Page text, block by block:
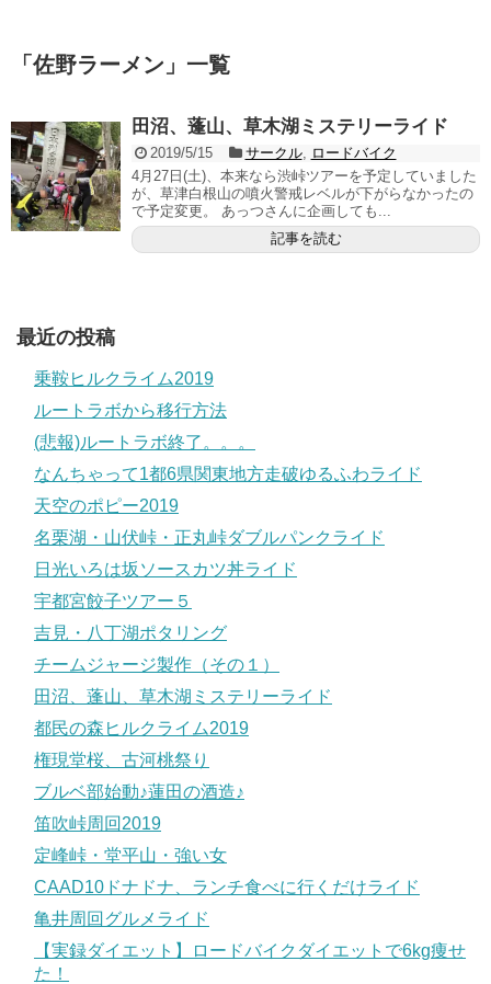
「 佐野ラーメン 」 一覧
田沼、蓬山、草木湖ミステリーライド
2019/5/15 サークル,
ロードバイク
4月27日(土)、本来なら渋峠ツアーを予定していました
が、草津白根山の噴火警戒レベルが下がらなかったの
で予定変更。 あっつさんに企画しても...
記事を読む
最近の投稿
乗鞍ヒルクライム2019
ルートラボから移行方法
(悲報)ルートラボ終了。。。
なんちゃって1都6県関東地方走破ゆるふわライド
天空のポピー2019
名栗湖・山伏峠・正丸峠ダブルパンクライド
日光いろは坂ソースカツ丼ライド
宇都宮餃子ツアー５
吉見・八丁湖ポタリング
チームジャージ製作（その１）
田沼、蓬山、草木湖ミステリーライド
都民の森ヒルクライム2019
権現堂桜、古河桃祭り
ブルベ部始動♪蓮田の酒造♪
笛吹峠周回2019
定峰峠・堂平山・強い女
CAAD10ドナドナ、ランチ食べに行くだけライド
亀井周回グルメライド
【実録ダイエット】ロードバイクダイエットで6kg痩せ
た！